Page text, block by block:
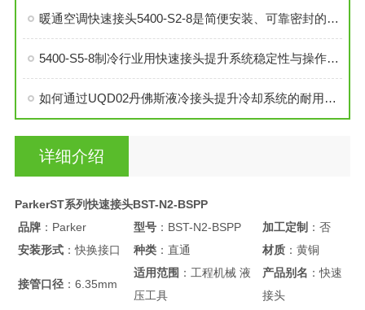
暖通空调快速接头5400-S2-8是简便安装、可靠密封的理想选择
5400-S5-8制冷行业用快速接头提升系统稳定性与操作便捷性
如何通过UQD02丹佛斯液冷接头提升冷却系统的耐用性？
详细介绍
ParkerST系列快速接头BST-N2-BSPP
品牌：Parker 型号：BST-N2-BSPP 加工定制：否
安装形式：快换接口 种类：直通 材质：黄铜
接管口径：6.35mm
适用范围 ：工程机械 液
压工具
产品别名 ：快速
接头